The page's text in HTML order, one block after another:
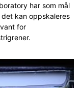
har som mål
kan oppskaleres
for